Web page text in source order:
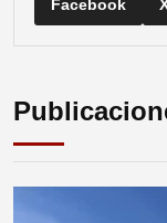
Facebook